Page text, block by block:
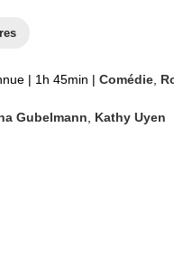
| 1h 45min | Comédie
Gubelmann Kathy Uyen